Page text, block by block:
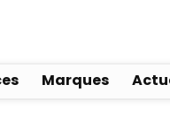
Marques